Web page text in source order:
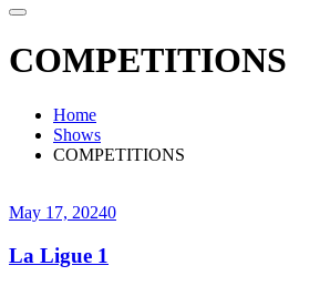
COMPETITIONS
Home
Shows
COMPETITIONS
May 17, 20240
La Ligue 1